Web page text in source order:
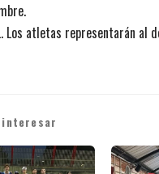
Los atletas representarán al
interesar